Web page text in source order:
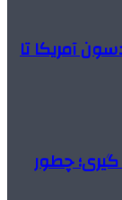
آمریکا تا
گیری؛ چطور